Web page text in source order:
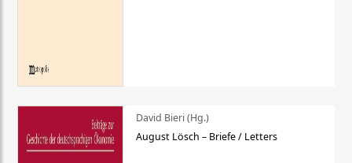
David Bieri (Hg.)
August Lösch – Briefe / Letters